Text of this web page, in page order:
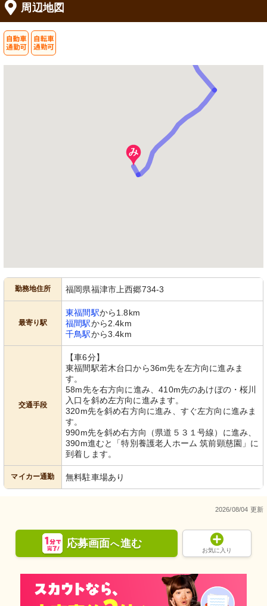
周辺地図
勤務地住所 福岡県福津市上西郷734-3
最寄り駅
東福間駅から1.8km
福間駅から2.4km
千鳥駅から3.4km
交通手段
【車6分】
東福間駅若木台口から36m先を左方向に進みま
す。
58m先を右方向に進み、410m先のあけぼの・桜川
入口を斜め左方向に進みます。
320m先を斜め右方向に進み、すぐ左方向に進みま
す。
990m先を斜め右方向（県道５３１号線）に進み、
390m進むと「特別養護老人ホーム 筑前顕慈園」に
到着します。
マイカー通勤 無料駐車場あり
2026/08/04 更新
応募画面へ進む
お気に入り